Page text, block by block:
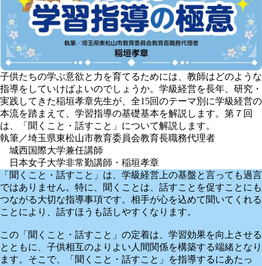
子供たちの学ぶ意欲と力を育てるためには、教師はどのような
指導をしていけばよいのでしょうか。学級経営を長年、研究・
実践してきた稲垣孝章先生が、全15回のテーマ別に学級経営の
本流を踏まえて、学習指導の基礎基本を解説します。第７回
は、「聞くこと・話すこと」について解説します。
執筆／埼玉県東松山市教育委員会教育長職務代理者
城西国際大学兼任講師
日本女子大学非常勤講師・稲垣孝章
「聞くこと・話すこと」は、学級経営上の基盤と言っても過言
ではありません。特に、聞くことは、話すことを促すことにも
つながる大切な指導事項です。相手が心を込めて聞いてくれる
ことにより、話すほうも話しやすくなります。
この「聞くこと・話すこと」の定着は、学習効果を向上させる
とともに、子供相互のよりよい人間関係を構築する端緒となり
ます。そこで、「聞くこと・話すこと」を指導するにあたっ